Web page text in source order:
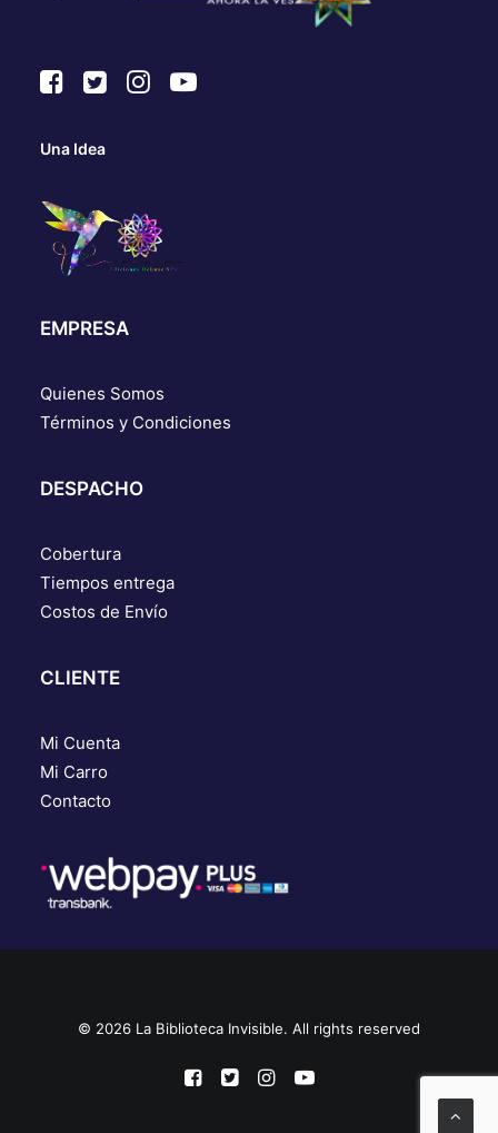
Una Idea
EMPRESA
Quienes Somos
Términos y Condiciones
DESPACHO
Cobertura
Tiempos entrega
Costos de Envío
CLIENTE
Mi Cuenta
Mi Carro
Contacto
© 2026 La Biblioteca Invisible. All rights reserved